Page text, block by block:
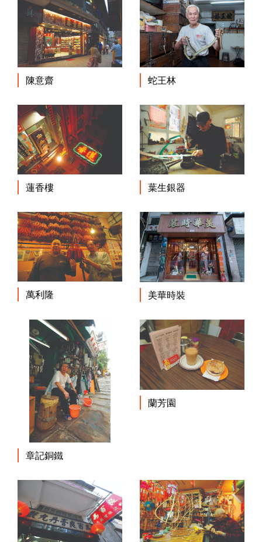
陳意齋 蛇王林
蓮香樓 葉生銀器
萬利隆 美華時裝
章記銅鐵
蘭芳園